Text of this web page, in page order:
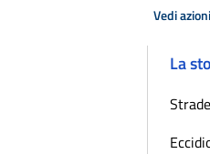
Vedi azioni
La